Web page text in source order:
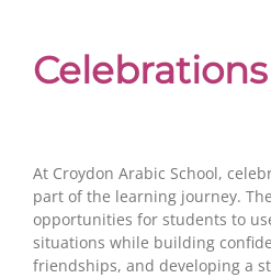
At Croydon Arabic School,
part of the learning journey.
opportunities for students to
situations while building
friendships, and developing a